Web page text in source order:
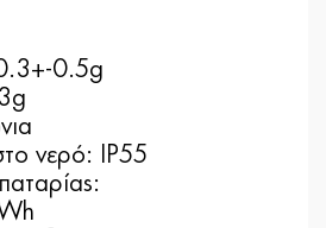
0.5g
νερό: IP55